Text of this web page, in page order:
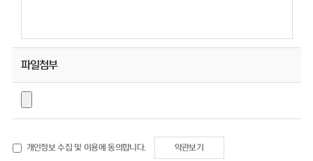
파일첨부
개인정보 수집 및 이용에 동의합니다. 약관보기